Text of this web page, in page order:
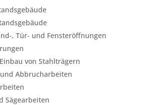
, Tür- und Fensteröffnungen
von Stahlträgern
Abbrucharbeiten
Sägearbeiten